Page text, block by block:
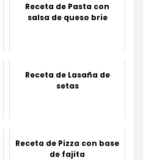
Receta de Pasta con
salsa de queso brie
Receta de Lasaña de
setas
Receta de Pizza con base
de fajita